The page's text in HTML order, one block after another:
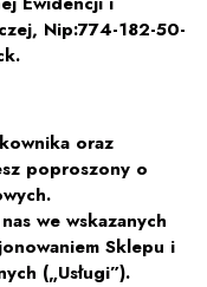
Nip:774-182-50-
oraz
poproszony o
we wskazanych
Sklepu i
(„Usługi”).